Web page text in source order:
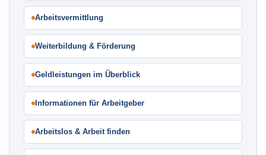
Arbeitsvermittlung
Weiterbildung & Förderung
Geldleistungen im Überblick
Informationen für Arbeitgeber
Arbeitslos & Arbeit finden